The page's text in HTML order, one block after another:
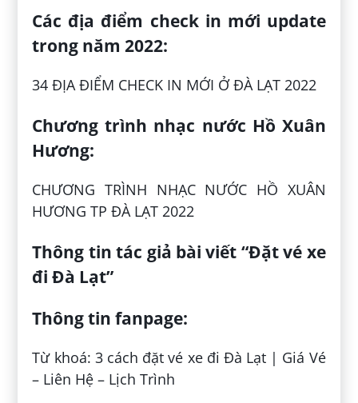
Các địa điểm check in mới update
trong năm 2022:
34 ĐỊA ĐIỂM CHECK IN MỚI Ở ĐÀ LẠT 2022
Chương trình nhạc nước Hồ Xuân
Hương:
CHƯƠNG TRÌNH NHẠC NƯỚC HỒ XUÂN
HƯƠNG TP ĐÀ LẠT 2022
Thông tin tác giả bài viết “Đặt vé xe
đi Đà Lạt”
Thông tin fanpage:
Từ khoá: 3 cách đặt vé xe đi Đà Lạt | Giá Vé
– Liên Hệ – Lịch Trình